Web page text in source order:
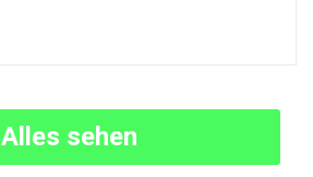
Alles sehen